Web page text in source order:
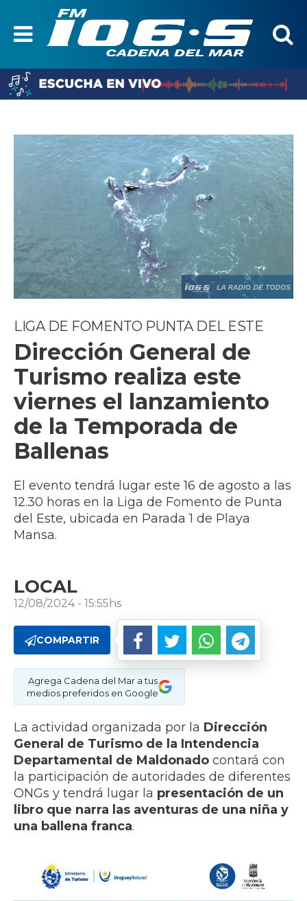
LIGA DE FOMENTO PUNTA DEL ESTE
Dirección General de
Turismo realiza este
viernes el lanzamiento
de la Temporada de
Ballenas
El evento tendrá lugar este 16 de agosto a las
12.30 horas en la Liga de Fomento de Punta
del Este, ubicada en Parada 1 de Playa
Mansa.
LOCAL
12/08/2024 - 15:55hs
COMPARTIR
Agrega Cadena del Mar a tus
medios preferidos en Google
La actividad organizada por la Dirección
General de Turismo de la Intendencia
Departamental de Maldonado contará con
la participación de autoridades de diferentes
ONGs y tendrá lugar la presentación de un
libro que narra las aventuras de una niña y
una ballena franca.